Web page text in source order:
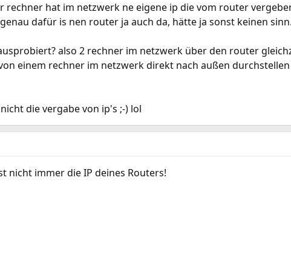
rechner hat im netzwerk ne eigene ip die vom router
dafür is nen router ja auch da, hätte ja sonst keinen sinn.
also 2 rechner im netzwerk über den router
einem rechner im netzwerk direkt nach außen
die vergabe von ip's ;-) lol
nicht immer die IP deines Routers!